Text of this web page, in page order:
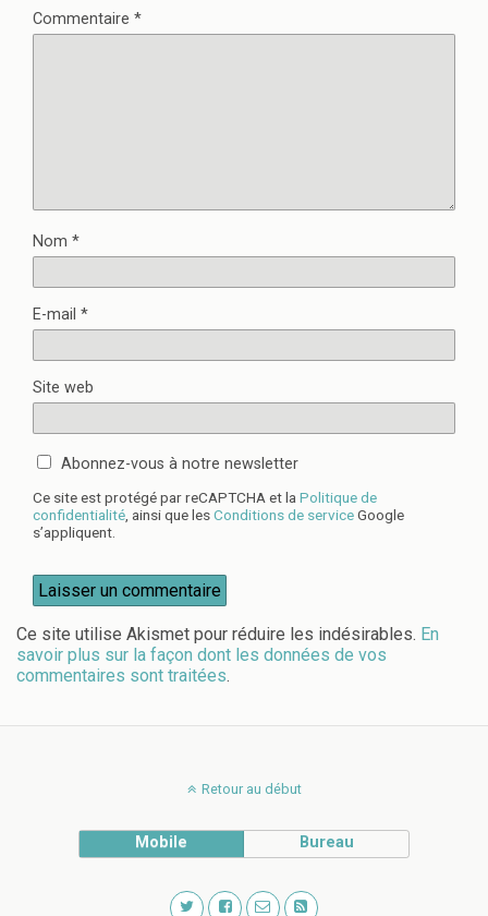
Commentaire *
Nom *
E-mail *
Site web
Abonnez-vous à notre newsletter
Ce site est protégé par reCAPTCHA et la Politique de
confidentialité , ainsi que lesConditions de serviceGoogle
s’appliquent.
Ce site utilise Akismet pour réduire les indésirables. En
savoir plus sur la façon dont les données de vos
commentaires sont traitées.
Retour au début
Mobile Bureau